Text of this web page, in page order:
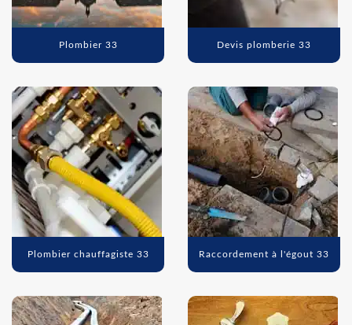
Plombier 33 Devis plomberie 33
Plombier chauffagiste 33 Raccordement à l'égout 33